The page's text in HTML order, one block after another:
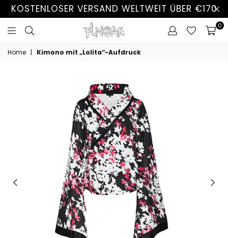
KOSTENLOSER VERSAND WELTWEIT ÜBER €170
0
Home | Kimono mit „Lolita“-Aufdruck